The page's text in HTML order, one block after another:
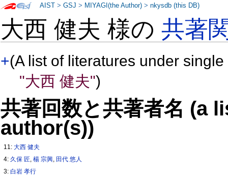
大西 健夫 様の共著
+(A list of literatures under
"大西 健夫")
共著回数と共著者名 (a
author(s))
11:大西 健夫
4: 久保 匠,楊 宗興, 田代 悠人
3:白岩 孝行
AIST >GSJ > MIYAGI(the Author) >nkysdb (this DB)